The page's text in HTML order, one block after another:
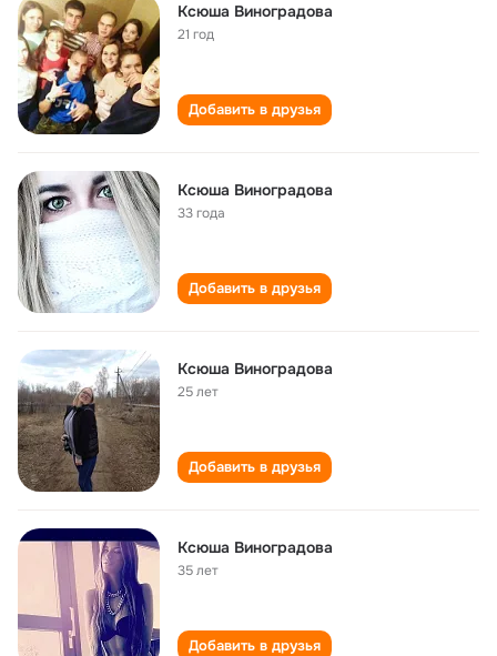
Ксюша Виноградова
21 год
Добавить в друзья
Ксюша Виноградова
33 года
Добавить в друзья
Ксюша Виноградова
25 лет
Добавить в друзья
Ксюша Виноградова
35 лет
Добавить в друзья